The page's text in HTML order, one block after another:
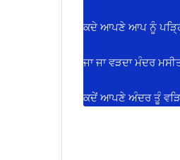
ਕਦੇ ਆਪਣੇ ਆਪ ਨੂੰ
ਜਾ ਜਾ ਵੜਦਾ ਮੰਦਰ
ਕਦੇਂ ਆਪਣੇ ਅੰਦਰ ਤੂੰ